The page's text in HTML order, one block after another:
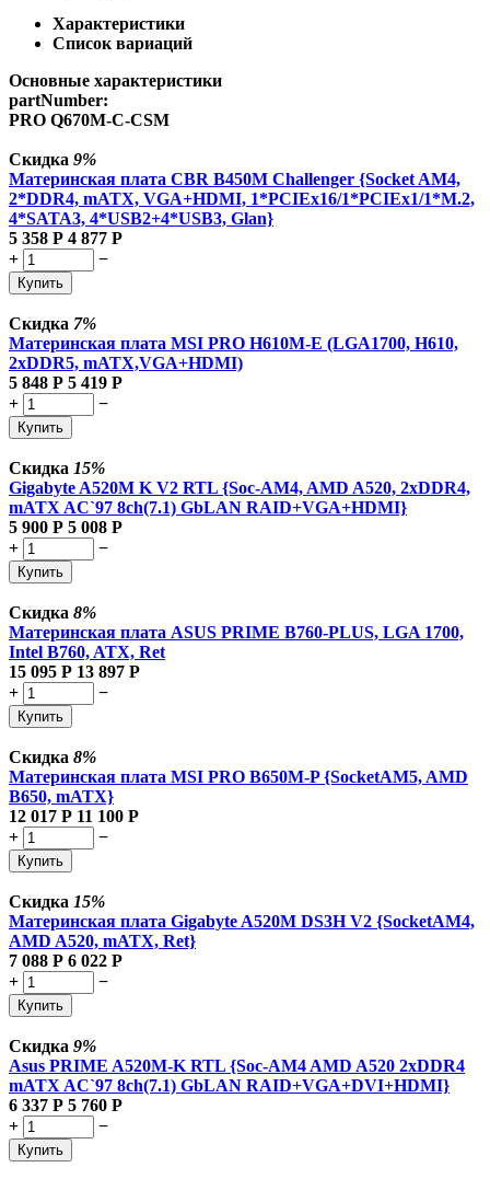
Характеристики
Список вариаций
Основные характеристики
partNumber:
PRO Q670M-C-CSM
Скидка 9%
Материнская плата CBR B450M Challenger {Socket AM4,
2*DDR4, mATX, VGA+HDMI, 1*PCIEx16/1*PCIEx1/1*M.2,
4*SATA3, 4*USB2+4*USB3, Glan}
5 358 Р 4 877 Р
+
−
Купить
Скидка 7%
Материнская плата MSI PRO H610M-E (LGA1700, H610,
2xDDR5, mATX,VGA+HDMI)
5 848 Р 5 419 Р
+
−
Купить
Скидка 15%
Gigabyte A520M K V2 RTL {Soc-AM4, AMD A520, 2xDDR4,
mATX AC`97 8ch(7.1) GbLAN RAID+VGA+HDMI}
5 900 Р 5 008 Р
+
−
Купить
Скидка 8%
Материнская плата ASUS PRIME B760-PLUS, LGA 1700,
Intel B760, ATX, Ret
15 095 Р 13 897 Р
+
−
Купить
Скидка 8%
Материнская плата MSI PRO B650M-P {SocketAM5, AMD
B650, mATX}
12 017 Р 11 100 Р
+
−
Купить
Скидка 15%
Материнская плата Gigabyte A520M DS3H V2 {SocketAM4,
AMD A520, mATX, Ret}
7 088 Р 6 022 Р
+
−
Купить
Скидка 9%
Asus PRIME A520M-K RTL {Soc-AM4 AMD A520 2xDDR4
mATX AC`97 8ch(7.1) GbLAN RAID+VGA+DVI+HDMI}
6 337 Р 5 760 Р
+
−
Купить